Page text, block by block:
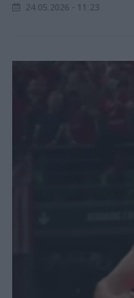
24.05.2026 - 11:23